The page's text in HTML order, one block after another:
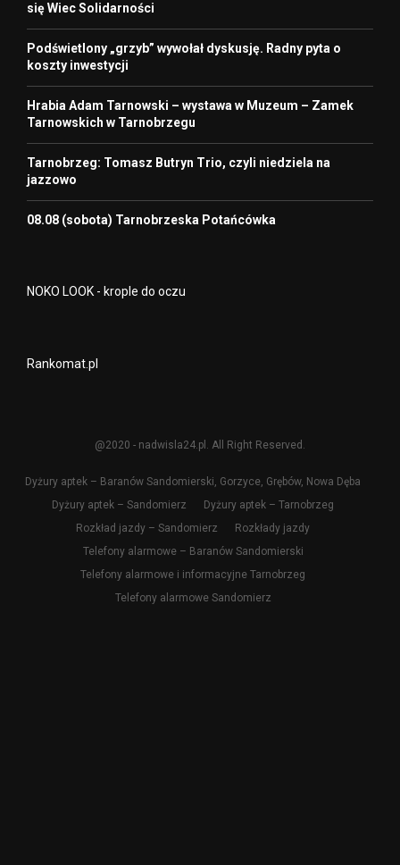
się Wiec Solidarności
Podświetlony „grzyb” wywołał dyskusję. Radny pyta o
koszty inwestycji
Hrabia Adam Tarnowski – wystawa w Muzeum – Zamek
Tarnowskich w Tarnobrzegu
Tarnobrzeg: Tomasz Butryn Trio, czyli niedziela na
jazzowo
08.08 (sobota) Tarnobrzeska Potańcówka
NOKO LOOK - krople do oczu
Rankomat.pl
@2020 - nadwisla24.pl. All Right Reserved.
Dyżury aptek – Baranów Sandomierski, Gorzyce, Grębów, Nowa Dęba
Dyżury aptek – Sandomierz
Dyżury aptek – Tarnobrzeg
Rozkład jazdy – Sandomierz
Rozkłady jazdy
Telefony alarmowe – Baranów Sandomierski
Telefony alarmowe i informacyjne Tarnobrzeg
Telefony alarmowe Sandomierz